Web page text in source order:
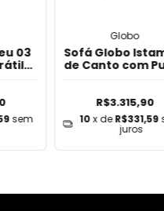
03
sem
Globo
Sofá Globo
de Canto com
R$3.315,90
10 x deR$331,59
juros